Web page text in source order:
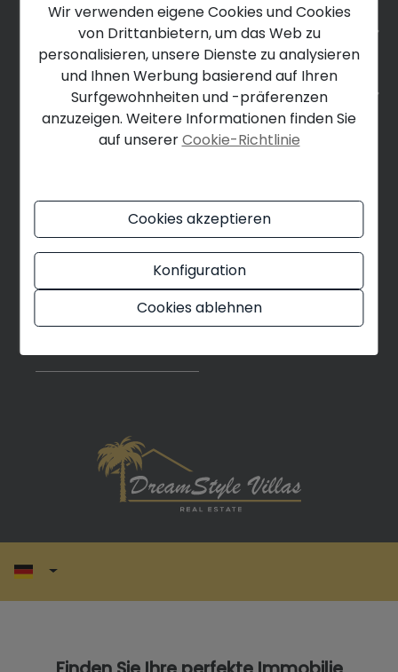
RECHTLICHES
FINDEN SIE UNS
+34 634 316 341
info@dreamstylevillas.com
Wir verwenden eigene Cookies und Cookies
von Drittanbietern, um das Web zu
personalisieren, unsere Dienste zu analysieren
und Ihnen Werbung basierend auf Ihren
Surfgewohnheiten und -präferenzen
anzuzeigen. Weitere Informationen finden Sie
auf unsererCookie-Richtlinie
Cookies akzeptieren
Konfiguration
Cookies ablehnen